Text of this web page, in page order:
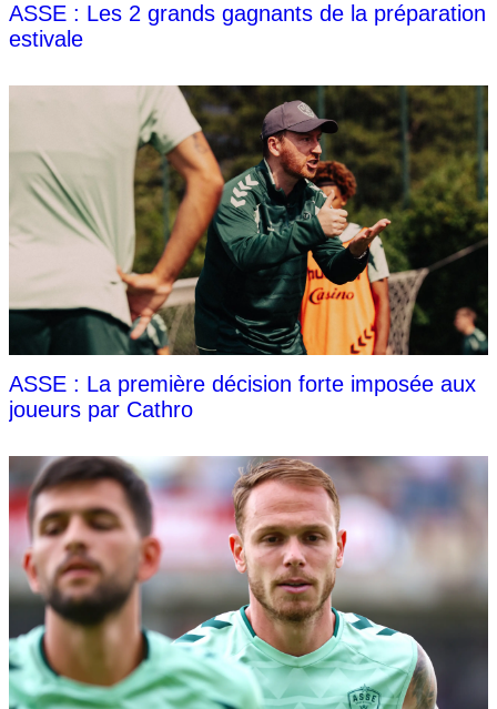
ASSE : Les 2 grands gagnants de la préparation
estivale
ASSE : La première décision forte imposée aux
joueurs par Cathro